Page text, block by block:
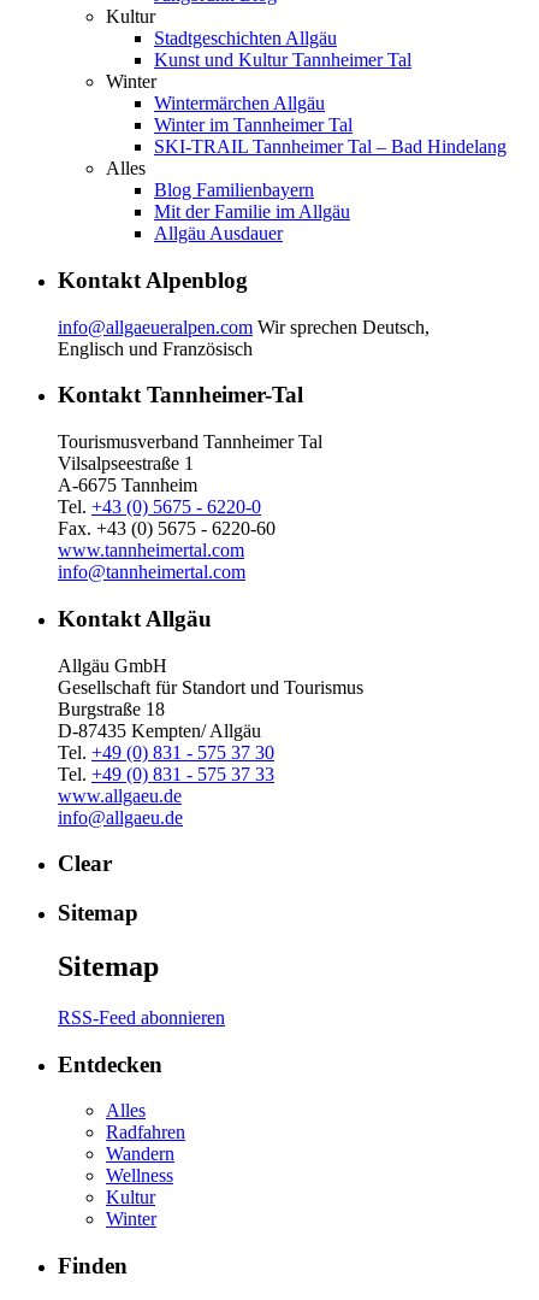
Kultur
Stadtgeschichten Allgäu
Kunst und Kultur Tannheimer Tal
Winter
Wintermärchen Allgäu
Winter im Tannheimer Tal
SKI-TRAIL Tannheimer Tal – Bad Hindelang
Alles
Blog Familienbayern
Mit der Familie im Allgäu
Allgäu Ausdauer
Kontakt Alpenblog
info@allgaeueralpen.com Wir sprechen Deutsch,
Englisch und Französisch
Kontakt Tannheimer-Tal
Tourismusverband Tannheimer Tal
Vilsalpseestraße 1
A-6675 Tannheim
Tel. +43 (0) 5675 - 6220-0
Fax. +43 (0) 5675 - 6220-60
www.tannheimertal.com
info@tannheimertal.com
Kontakt Allgäu
Allgäu GmbH
Gesellschaft für Standort und Tourismus
Burgstraße 18
D-87435 Kempten/ Allgäu
Tel. +49 (0) 831 - 575 37 30
Tel. +49 (0) 831 - 575 37 33
www.allgaeu.de
info@allgaeu.de
Clear
Sitemap
Sitemap
RSS-Feed abonnieren
Entdecken
Alles
Radfahren
Wandern
Wellness
Kultur
Winter
Finden